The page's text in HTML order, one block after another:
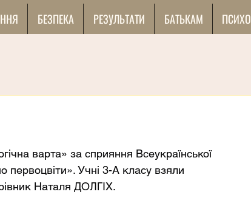
БЕЗПЕКА РЕЗУЛЬТАТИ БАТЬКАМ
варта» за сприяння Всеукраїнської
первоцвіти». Учні 3-А класу взяли
Наталя ДОЛГІХ.